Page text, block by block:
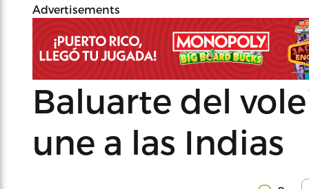
Advertisements
Baluarte del
une a las Indias